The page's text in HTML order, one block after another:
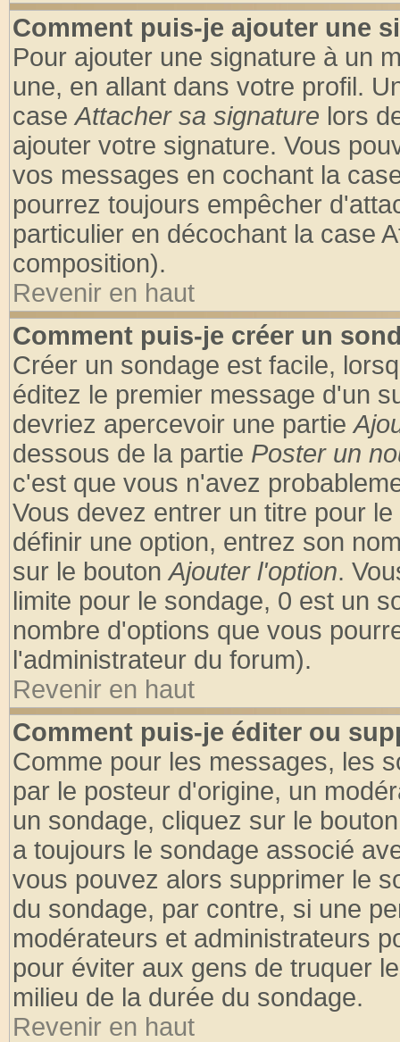
Comment puis-je ajouter une
Pour ajouter une signature à un
une, en allant dans votre profil.
caseAttacher sa signature lors
ajouter votre signature. Vous
vos messages en cochant la
pourrez toujours empêcher
particulier en décochant la case
composition).
Revenir en haut
Comment puis-je créer un
Créer un sondage est facile,
éditez le premier message d'un
devriez apercevoir une partie
dessous de la partie Poster un
c'est que vous n'avez
Vous devez entrer un titre pour
définir une option, entrez son
sur le boutonAjouter l'option.
limite pour le sondage, 0 est un
nombre d'options que vous
l'administrateur du forum).
Revenir en haut
Comment puis-je éditer ou
Comme pour les messages, les
par le posteur d'origine, un
un sondage, cliquez sur le
a toujours le sondage associé
vous pouvez alors supprimer le
du sondage, par contre, si une
modérateurs et administrateurs
pour éviter aux gens de truquer
milieu de la durée du sondage.
Revenir en haut